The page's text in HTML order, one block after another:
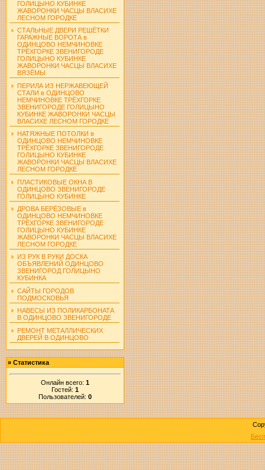
ГОЛИЦЫНО КУБИНКЕ
ЖАВОРОНКИ ЧАСЦЫ ВЛАСИХЕ
ЛЕСНОМ ГОРОДКЕ
СТАЛЬНЫЕ ДВЕРИ РЕШЁТКИ
ГАРАЖНЫЕ ВОРОТА в
ОДИНЦОВО НЕМЧИНОВКЕ
ТРЁХГОРКЕ ЗВЕНИГОРОДЕ
ГОЛИЦЫНО КУБИНКЕ
ЖАВОРОНКИ ЧАСЦЫ ВЛАСИХЕ
ВЯЗЁМЫ
ПЕРИЛА ИЗ НЕРЖАВЕЮЩЕЙ
СТАЛИ в ОДИНЦОВО
НЕМЧИНОВКЕ ТРЁХГОРКЕ
ЗВЕНИГОРОДЕ ГОЛИЦЫНО
КУБИНКЕ ЖАВОРОНКИ ЧАСЦЫ
ВЛАСИХЕ ЛЕСНОМ ГОРОДКЕ
НАТЯЖНЫЕ ПОТОЛКИ в
ОДИНЦОВО НЕМЧИНОВКЕ
ТРЁХГОРКЕ ЗВЕНИГОРОДЕ
ГОЛИЦЫНО КУБИНКЕ
ЖАВОРОНКИ ЧАСЦЫ ВЛАСИХЕ
ЛЕСНОМ ГОРОДКЕ
ПЛАСТИКОВЫЕ ОКНА В
ОДИНЦОВО ЗВЕНИГОРОДЕ
ГОЛИЦЫНО КУБИНКЕ
ДРОВА БЕРЁЗОВЫЕ в
ОДИНЦОВО НЕМЧИНОВКЕ
ТРЁХГОРКЕ ЗВЕНИГОРОДЕ
ГОЛИЦЫНО КУБИНКЕ
ЖАВОРОНКИ ЧАСЦЫ ВЛАСИХЕ
ЛЕСНОМ ГОРОДКЕ
ИЗ РУК В РУКИ ДОСКА
ОБЪЯВЛЕНИЙ ОДИНЦОВО
ЗВЕНИГОРОД ГОЛИЦЫНО
КУБИНКА
САЙТЫ ГОРОДОВ
ПОДМОСКОВЬЯ
НАВЕСЫ ИЗ ПОЛИКАРБОНАТА
В ОДИНЦОВО ЗВЕНИГОРОДЕ
РЕМОНТ МЕТАЛЛИЧЕСКИХ
ДВЕРЕЙ В ОДИНЦОВО
» Статистика
Онлайн всего: 1
Гостей: 1
Пользователей: 0